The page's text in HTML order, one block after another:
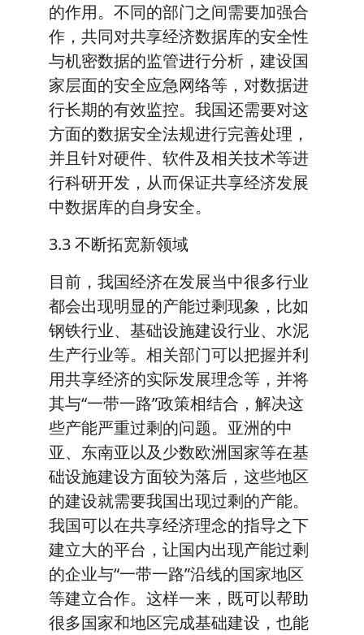
的作用。不同的部门之间需要加强合
作，共同对共享经济数据库的安全性
与机密数据的监管进行分析，建设国
家层面的安全应急网络等，对数据进
行长期的有效监控。我国还需要对这
方面的数据安全法规进行完善处理，
并且针对硬件、软件及相关技术等进
行科研开发，从而保证共享经济发展
中数据库的自身安全。
3.3 不断拓宽新领域
目前，我国经济在发展当中很多行业
都会出现明显的产能过剩现象，比如
钢铁行业、基础设施建设行业、水泥
生产行业等。相关部门可以把握并利
用共享经济的实际发展理念等，并将
其与“一带一路”政策相结合，解决这
些产能严重过剩的问题。亚洲的中
亚、东南亚以及少数欧洲国家等在基
础设施建设方面较为落后，这些地区
的建设就需要我国出现过剩的产能。
我国可以在共享经济理念的指导之下
建立大的平台，让国内出现产能过剩
的企业与“一带一路”沿线的国家地区
等建立合作。这样一来，既可以帮助
很多国家和地区完成基础建设，也能